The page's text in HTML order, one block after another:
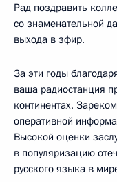
Рад поздравить
со знаменательной
выхода в эфир.
За эти годы
ваша радиостанция
континентах.
оперативной
Высокой оценки
в популяризацию
русского языка в